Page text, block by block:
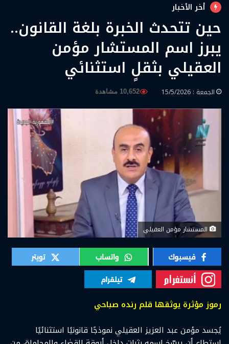
أخر الأخبار
حين تتحدث الخبرة بلغة القانون..
يبرز اسم المستشار مؤمن
العقيلي بثقلٍ استثنائي
الجمعة : 15/5/2026 10,652 مشاهدة
المستشار مؤمن العقيلي
رموز مؤثرة يوثقها قلم رنده صباحي
يُجسد مؤمن عبد العزيز العقيلي نموذجًا قانونيًا استثنائيًا